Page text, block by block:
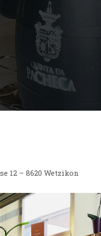
12 – 8620 Wetzikon